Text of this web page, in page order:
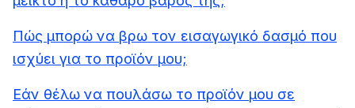
Πώς μπορώ να βρω τον εισαγωγικό δασμό που
ισχύει για το προϊόν μου;
Εάν θέλω να πουλάσω το προϊόν μου σε